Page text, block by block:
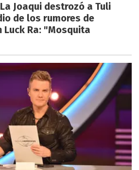
Joaqui destrozó a Tuli
de los rumores de
Ra: "Mosquita